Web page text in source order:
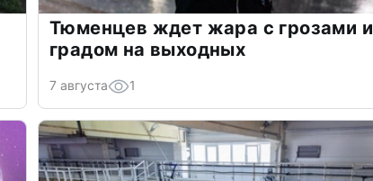
Тюменцев ждет жара с грозами и
градом на выходных
7 августа 1